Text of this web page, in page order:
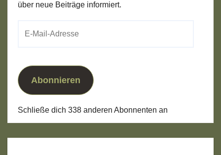
über neue Beiträge informiert.
Abonnieren
Schließe dich 338 anderen Abonnenten an